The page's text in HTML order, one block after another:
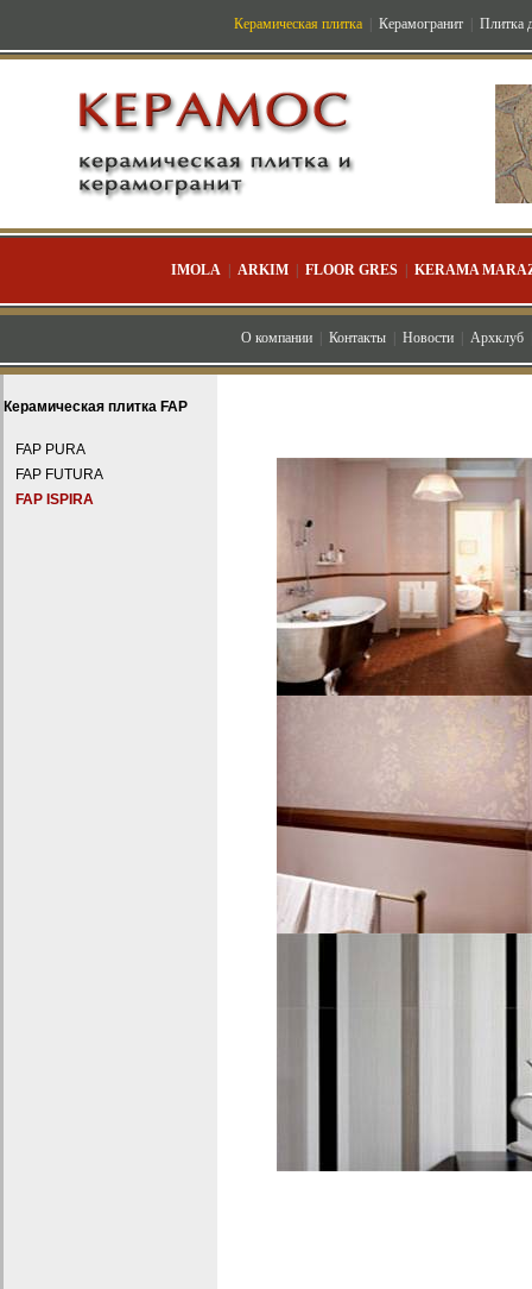
Керамическая плитка Керамогранит Плитка
IMOLA| ARKIM| FLOOR GRES| KERAMA
О компании| Контакты| Новости| Архклуб
Керамическая плитка FAP
FAP PURA
FAP FUTURA
FAP ISPIRA